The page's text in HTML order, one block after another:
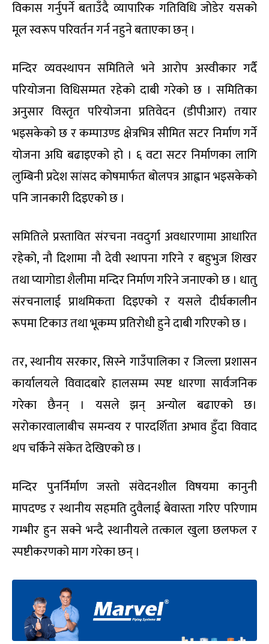
विकास गर्नुपर्ने बताउँदै व्यापारिक गतिविधि जोडेर यसको
मूल स्वरूप परिवर्तन गर्न नहुने बताएका छन् ।
मन्दिर व्यवस्थापन समितिले भने आरोप अस्वीकार गर्दै
परियोजना विधिसम्मत रहेको दाबी गरेको छ । समितिका
अनुसार विस्तृत परियोजना प्रतिवेदन (डीपीआर) तयार
भइसकेको छ र कम्पाउण्ड क्षेत्रभित्र सीमित सटर निर्माण गर्ने
योजना अघि बढाइएको हो । ६ वटा सटर निर्माणका लागि
लुम्बिनी प्रदेश सांसद कोषमार्फत बोलपत्र आह्वान भइसकेको
पनि जानकारी दिइएको छ ।
समितिले प्रस्तावित संरचना नवदुर्गा अवधारणामा आधारित
रहेको, नौ दिशामा नौ देवी स्थापना गरिने र बहुभुज शिखर
तथा प्यागोडा शैलीमा मन्दिर निर्माण गरिने जनाएको छ । धातु
संरचनालाई प्राथमिकता दिइएको र यसले दीर्घकालीन
रूपमा टिकाउ तथा भूकम्प प्रतिरोधी हुने दाबी गरिएको छ ।
तर, स्थानीय सरकार, सिस्ने गाउँपालिका र जिल्ला प्रशासन
कार्यालयले विवादबारे हालसम्म स्पष्ट धारणा सार्वजनिक
गरेका छैनन् । यसले झन् अन्योल बढाएको छ।
सरोकारवालाबीच समन्वय र पारदर्शिता अभाव हुँदा विवाद
थप चर्किने संकेत देखिएको छ ।
मन्दिर पुनर्निर्माण जस्तो संवेदनशील विषयमा कानुनी
मापदण्ड र स्थानीय सहमति दुवैलाई बेवास्ता गरिए परिणाम
गम्भीर हुन सक्ने भन्दै स्थानीयले तत्काल खुला छलफल र
स्पष्टीकरणको माग गरेका छन् ।